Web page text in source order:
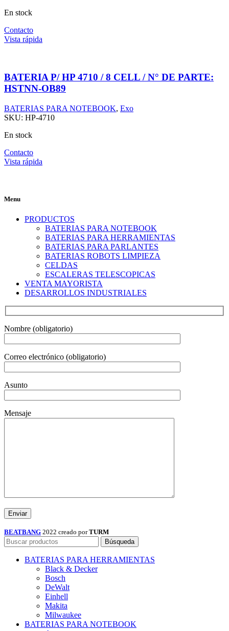
En stock
Contacto
Vista rápida
BATERIA P/ HP 4710 / 8 CELL / N° DE PARTE:
HSTNN-OB89
BATERIAS PARA NOTEBOOK, Exo
SKU: HP-4710
En stock
Contacto
Vista rápida
Menu
PRODUCTOS
BATERIAS PARA NOTEBOOK
BATERIAS PARA HERRAMIENTAS
BATERIAS PARA PARLANTES
BATERIAS ROBOTS LIMPIEZA
CELDAS
ESCALERAS TELESCOPICAS
VENTA MAYORISTA
DESARROLLOS INDUSTRIALES
Nombre (obligatorio)
Correo electrónico (obligatorio)
Asunto
Mensaje
BEATBANG 2022 creado porTURM
Búsqueda
BATERIAS PARA HERRAMIENTAS
Black & Decker
Bosch
DeWalt
Einhell
Makita
Milwaukee
BATERIAS PARA NOTEBOOK